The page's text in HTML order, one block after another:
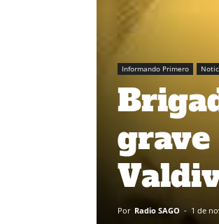
Informando Primero
Por Radio SAGO - 1 de